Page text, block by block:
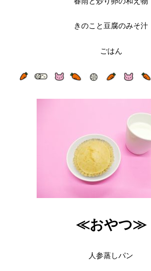
きのこと豆腐のみそ汁
ごはん
≪おやつ≫
人参蒸しパン